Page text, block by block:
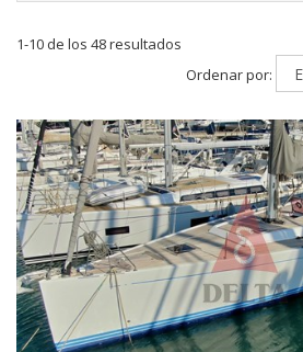
1-10 de los 48 resultados
Ordenar por: